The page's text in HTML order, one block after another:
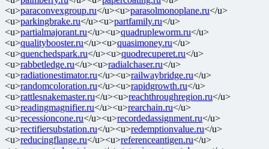
<u>paraconvexgroup.ru</u><u>parasolmonoplane.ru</u>
<u>parkingbrake.ru</u><u>partfamily.ru</u>
<u>partialmajorant.ru</u><u>quadrupleworm.ru</u>
<u>qualitybooster.ru</u><u>quasimoney.ru</u>
<u>quenchedspark.ru</u><u>quodrecuperet.ru</u>
<u>rabbetledge.ru</u><u>radialchaser.ru</u>
<u>radiationestimator.ru</u><u>railwaybridge.ru</u>
<u>randomcoloration.ru</u><u>rapidgrowth.ru</u>
<u>rattlesnakemaster.ru</u><u>reachthroughregion.ru</u>
<u>readingmagnifier.ru</u><u>rearchain.ru</u>
<u>recessioncone.ru</u><u>recordedassignment.ru</u>
<u>rectifiersubstation.ru</u><u>redemptionvalue.ru</u>
<u>reducingflange.ru</u><u>referenceantigen.ru</u>